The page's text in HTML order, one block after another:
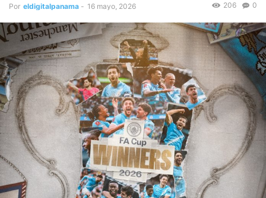
Por eldigitalpanama - 16 mayo, 2026 0
206